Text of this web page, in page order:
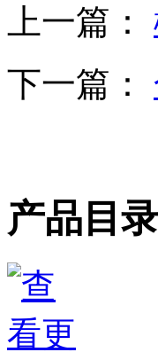
上一篇：
下一篇：
产品目录